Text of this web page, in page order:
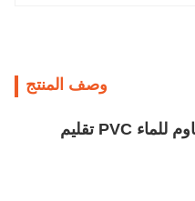
وصف المنتج
أعمى إيقاف الفينيل الأبيض مقاوم للماء PVC تقليم